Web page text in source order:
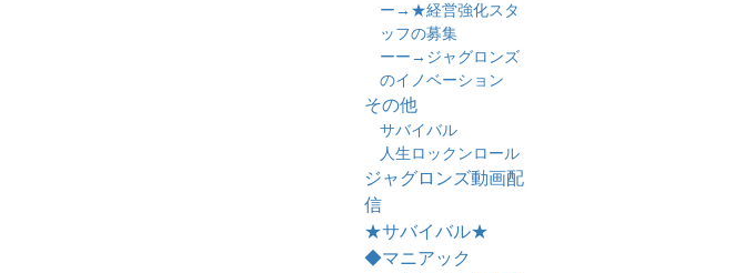
ー→★経営強化スタ
ッフの募集
ーー→ジャグロンズ
のイノベーション
その他
サバイバル
人生ロックンロール
ジャグロンズ動画配
信
★サバイバル★
◆マニアック